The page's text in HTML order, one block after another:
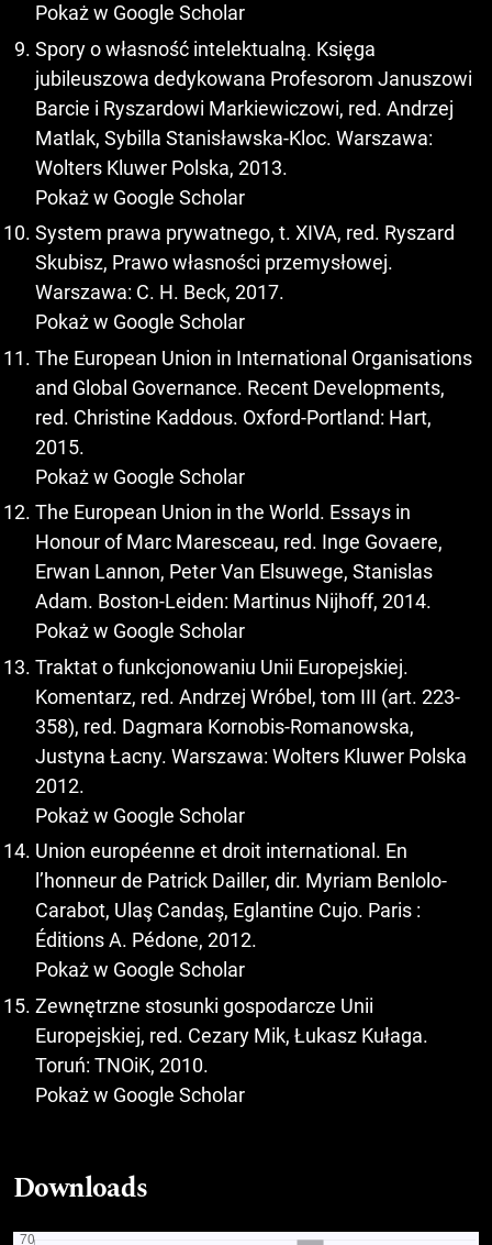
Pokaż w Google Scholar
Spory o własność intelektualną. Księga
jubileuszowa dedykowana Profesorom Januszowi
Barcie i Ryszardowi Markiewiczowi, red. Andrzej
Matlak, Sybilla Stanisławska-Kloc. Warszawa:
Wolters Kluwer Polska, 2013.
Pokaż w Google Scholar
System prawa prywatnego, t. XIVA, red. Ryszard
Skubisz, Prawo własności przemysłowej.
Warszawa: C. H. Beck, 2017.
Pokaż w Google Scholar
The European Union in International Organisations
and Global Governance. Recent Developments,
red. Christine Kaddous. Oxford-Portland: Hart,
2015.
Pokaż w Google Scholar
The European Union in the World. Essays in
Honour of Marc Maresceau, red. Inge Govaere,
Erwan Lannon, Peter Van Elsuwege, Stanislas
Adam. Boston-Leiden: Martinus Nijhoff, 2014.
Pokaż w Google Scholar
Traktat o funkcjonowaniu Unii Europejskiej.
Komentarz, red. Andrzej Wróbel, tom III (art. 223-
358), red. Dagmara Kornobis-Romanowska,
Justyna Łacny. Warszawa: Wolters Kluwer Polska
2012.
Pokaż w Google Scholar
Union européenne et droit international. En
l’honneur de Patrick Dailler, dir. Myriam Benlolo-
Carabot, Ulaş Candaş, Eglantine Cujo. Paris :
Éditions A. Pédone, 2012.
Pokaż w Google Scholar
Zewnętrzne stosunki gospodarcze Unii
Europejskiej, red. Cezary Mik, Łukasz Kułaga.
Toruń: TNOiK, 2010.
Pokaż w Google Scholar
Downloads